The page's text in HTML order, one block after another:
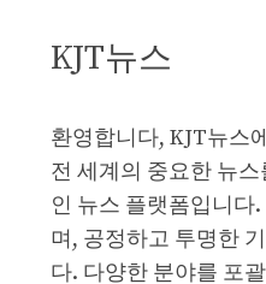
KJT뉴스
환영합니다, KJT뉴스
전 세계의 중요한 뉴
인 뉴스 플랫폼입니다
며, 공정하고 투명한
다. 다양한 분야를 포